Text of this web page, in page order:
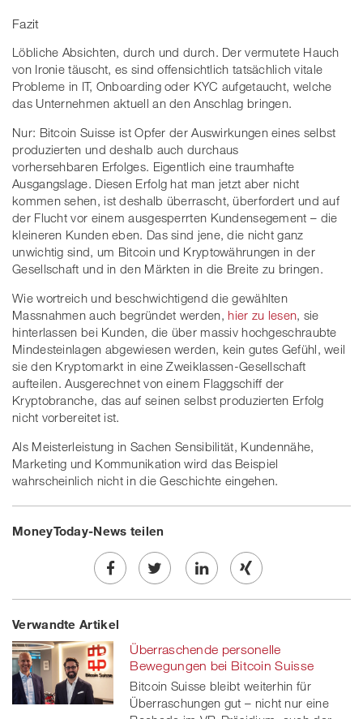
Fazit
Löbliche Absichten, durch und durch. Der vermutete Hauch
von Ironie täuscht, es sind offensichtlich tatsächlich vitale
Probleme in IT, Onboarding oder KYC aufgetaucht, welche
das Unternehmen aktuell an den Anschlag bringen.
Nur: Bitcoin Suisse ist Opfer der Auswirkungen eines selbst
produzierten und deshalb auch durchaus
vorhersehbaren Erfolges. Eigentlich eine traumhafte
Ausgangslage. Diesen Erfolg hat man jetzt aber nicht
kommen sehen, ist deshalb überrascht, überfordert und auf
der Flucht vor einem ausgesperrten Kundensegement – die
kleineren Kunden eben. Das sind jene, die nicht ganz
unwichtig sind, um Bitcoin und Kryptowährungen in der
Gesellschaft und in den Märkten in die Breite zu bringen.
Wie wortreich und beschwichtigend die gewählten
Massnahmen auch begründet werden,hier zu lesen, sie
hinterlassen bei Kunden, die über massiv hochgeschraubte
Mindesteinlagen abgewiesen werden, kein gutes Gefühl, weil
sie den Kryptomarkt in eine Zweiklassen-Gesellschaft
aufteilen. Ausgerechnet von einem Flaggschiff der
Kryptobranche, das auf seinen selbst produzierten Erfolg
nicht vorbereitet ist.
Als Meisterleistung in Sachen Sensibilität, Kundennähe,
Marketing und Kommunikation wird das Beispiel
wahrscheinlich nicht in die Geschichte eingehen.
MoneyToday-News teilen
Share
on
Facebook
Twe
on
twitt
Share
linkedin
Share
Xing
Verwandte Artikel
Überraschende personelle
Bewegungen bei Bitcoin Suisse
Bitcoin Suisse bleibt weiterhin für
Überraschungen gut – nicht nur eine